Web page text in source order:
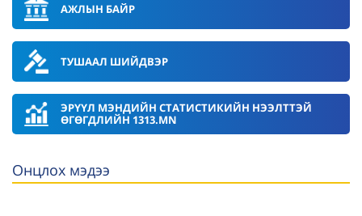
АЖЛЫН БАЙР
ТУШААЛ ШИЙДВЭР
ЭРҮҮЛ МЭНДИЙН СТАТИСТИКИЙН НЭЭЛТТЭЙ
ӨГӨГДЛИЙН 1313.MN
Онцлох мэдээ